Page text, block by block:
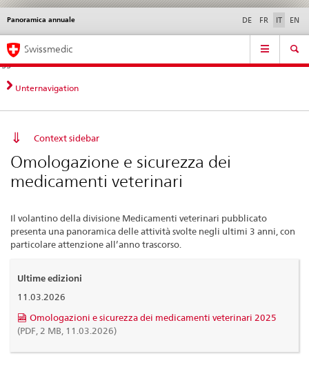
Navigazione
diretta:
novità,
aspetti
contatto
Novità &
norme
Contatto | Supporto &
aiuto
Panoramica annuale DE FR IT EN
Service
Navigation
Swissmedic
Unternavigation
Context sidebar
Omologazione e sicurezza dei
medicamenti veterinari
Il volantino della divisione Medicamenti veterinari pubblicato
presenta una panoramica delle attività svolte negli ultimi 3 anni, con
particolare attenzione all’anno trascorso.
Ultime edizioni
11.03.2026
Omologazioni e sicurezza dei medicamenti veterinari 2025
(PDF, 2 MB, 11.03.2026)